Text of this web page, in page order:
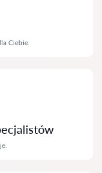
Ciebie.